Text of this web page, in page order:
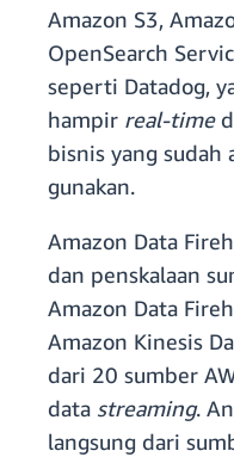
Amazon S3,
OpenSearch
seperti Datadog,
hampir real-time
bisnis yang sudah
gunakan.
Amazon Data
dan penskalaan
Amazon Data
Amazon Kinesis
dari 20 sumber
data streaming.
langsung dari